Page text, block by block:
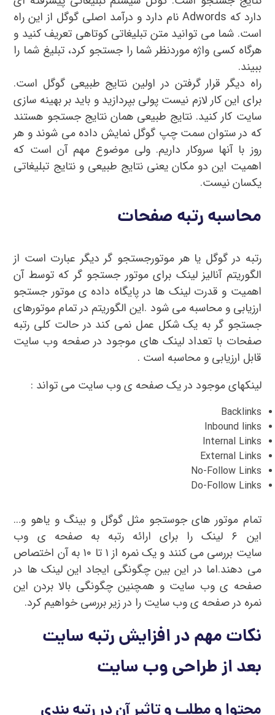
دارد که Adwords نام دارد و درآمد اصلی گوگل از این راه
است. شما می توانید متن تبلیغاتی کوتاهی تعریف کنید و
هرگاه کسی واژه موردنظر شما را جستجو کرد، تبلیغ شما را
ببیند.
راه دیگر قرار گرفتن در اولین نتایج طبیعی گوگل است.
برای این کار لازم نیست پولی بپردازید و باید بر بهینه سازی
سایت کار کنید. نتایج طبیعی همان نتایج جستجو هستند
که در ستوان سمت چپ گوگل نمایش داده می شوند و هر
روز با آنها سروکار داریم. ولی موضوع مهم آن است که
اهمیت این دو مکان یعنی نتایج طبیعی و نتایج تبلیغاتی
یکسان نیست.
محاسبه رتبه صفحات
رتبه در گوگل یا هر موتورجستجو گر دیگر عبارت است از
الگوریتم آنالیز لینک برای موتور جستجو گر که توسط آن
اهمیت و قدرت لینک ها در پایگاه داده ی موتور جستجو
ارزیابی و محاسبه می شود .این الگوریتم در تمام موتورهای
جستجو گر به یک شکل عمل نمی کند در حالت کلی رتبه
صفحات با تعداد لینک های موجود در صفحه وب سایت
قابل ارزیابی و محاسبه است .
لینکهای موجود در یک صفحه ی وب سایت می تواند :
Backlinks
Inbound links
Internal Links
External Links
No-Follow Links
Do-Follow Links
تمام موتور های جوستجو مثل گوگل و بینگ و یاهو و…
این ۶ لینک را برای ارائه رتبه به صفحه ی وب
سایت بررسی می کنند و یک نمره از ۱ تا ۱۰ به آن اختصاص
می دهند.اما در این بین چگونگی ایجاد این لینک ها در
صفحه ی وب سایت و همچنین چگونگی بالا بردن این
نمره در صفحه ی وب سایت را در زیر بررسی خواهیم کرد.
نکات مهم در افزایش رتبه سایت
بعد از طراحی وب سایت